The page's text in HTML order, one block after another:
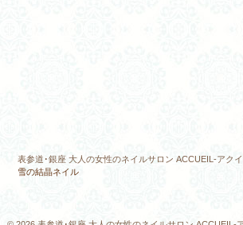
表参道･銀座 大人の女性のネイルサロン ACCUEIL-アクイ
雪の結晶ネイル